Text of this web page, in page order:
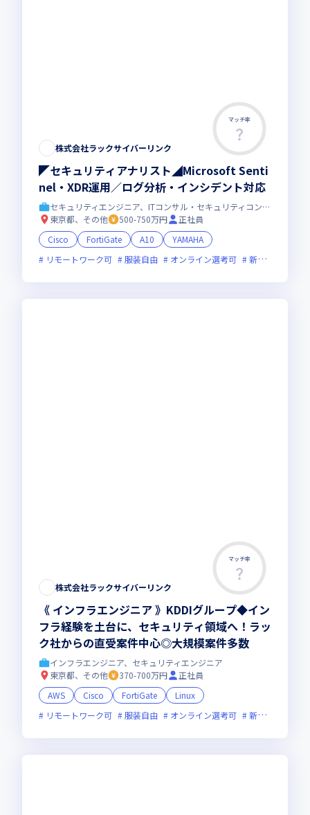
マッチ率
株式会社ラックサイバーリンク
◤セキュリティアナリスト◢Microsoft Senti
nel・XDR運用／ログ分析・インシデント対応
セキュリティエンジニア、ITコンサル・セキュリティコンサル
東京都、その他
500-750万円
正社員
Cisco
FortiGate A10
YAMAHA
リモートワーク可
服装自由 オンライン選考可 新技術に積極的
マッチ率
株式会社ラックサイバーリンク
《 インフラエンジニア 》KDDIグループ◆イン
フラ経験を土台に、セキュリティ領域へ！ラッ
ク社からの直受案件中心◎大規模案件多数
インフラエンジニア、セキュリティエンジニア
東京都、その他
370-700万円
正社員
AWS
Cisco FortiGate
Linux
リモートワーク可
服装自由 オンライン選考可 新技術に積極的